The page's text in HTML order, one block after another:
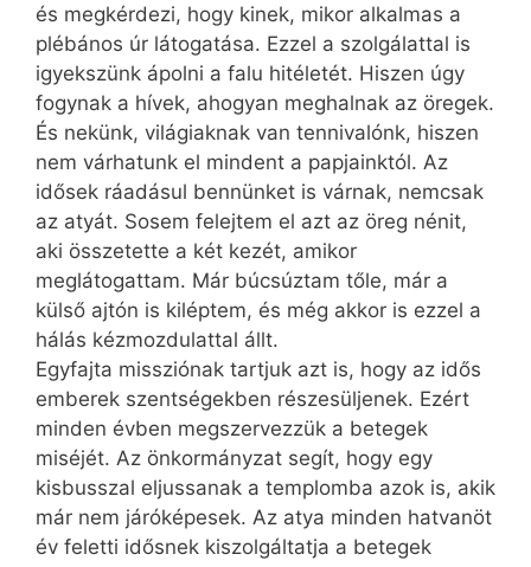
és megkérdezi, hogy kinek, mikor alkalmas a
plébános úr látogatása. Ezzel a szolgálattal is
igyekszünk ápolni a falu hitéletét. Hiszen úgy
fogynak a hívek, ahogyan meghalnak az öregek.
És nekünk, világiaknak van tennivalónk, hiszen
nem várhatunk el mindent a papjainktól. Az
idősek ráadásul bennünket is várnak, nemcsak
az atyát. Sosem felejtem el azt az öreg nénit,
aki összetette a két kezét, amikor
meglátogattam. Már búcsúztam tőle, már a
külső ajtón is kiléptem, és még akkor is ezzel a
hálás kézmozdulattal állt.
Egyfajta missziónak tartjuk azt is, hogy az idős
emberek szentségekben részesüljenek. Ezért
minden évben megszervezzük a betegek
miséjét. Az önkormányzat segít, hogy egy
kisbusszal eljussanak a templomba azok is, akik
már nem járóképesek. Az atya minden hatvanöt
év feletti idősnek kiszolgáltatja a betegek